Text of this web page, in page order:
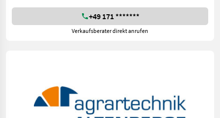
+49 171 *******
Verkaufsberater direkt anrufen